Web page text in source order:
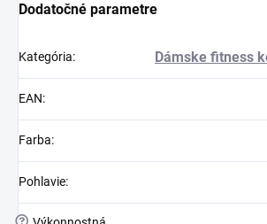
Dodatočné parametre
Kategória: Dámske fitness
EAN:
Farba:
Pohlavie: